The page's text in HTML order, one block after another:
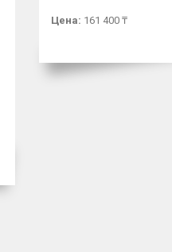
Цена: 161 400 ₸